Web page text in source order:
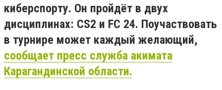
киберспорту. Он пройдёт в двух
дисциплинах: CS2 и FC 24. Поучаствовать
в турнире может каждый желающий,
сообщает пресс служба акимата
Карагандинской области.